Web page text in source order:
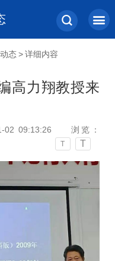
态 > 详细内容
高力翔教授来
02 09:13:26
浏览：
T T